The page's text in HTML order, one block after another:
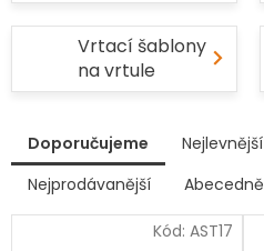
Vrtací šablony
na vrtule
a
Doporučujeme Nejlevnější
Nejprodávanější
Abecedně
ý
i
Kód: AST17